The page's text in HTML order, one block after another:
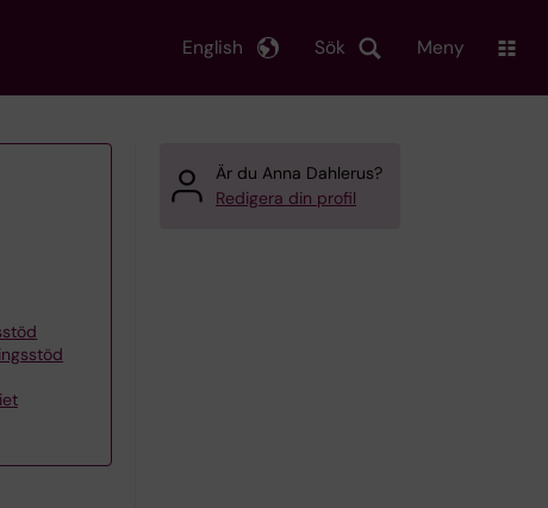
Sök
English Meny
Är du Anna Dahlerus?
Redigera din profil